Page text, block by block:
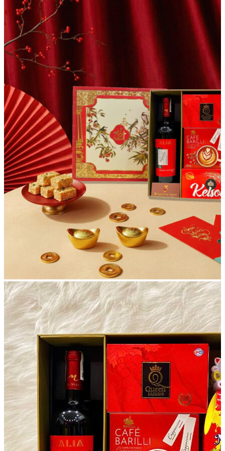
Các sản phẩm đã được cá nhân hóa, in logo hoặc sản xuất
riêng không áp dụng đổi trả do khách hàng thay đổi nhu cầu,
trừ trường hợp sản phẩm bị lỗi hoặc không đúng nội dung đã
xác nhận.
5. Hóa đơn và chứng từ
Mua Quà Tết hỗ trợ xuất hóa đơn theo quy định. Khách hàng
doanh nghiệp vui lòng cung cấp đầy đủ tên đơn vị, mã số thuế,
địa chỉ và email nhận hóa đơn khi xác nhận đơn hàng.